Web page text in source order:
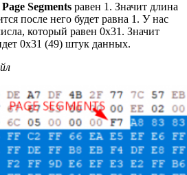
Page Segments равен 1. Значит длина
после него будет равна 1. У нас
который равен 0x31. Значит
0x31 (49) штук данных.